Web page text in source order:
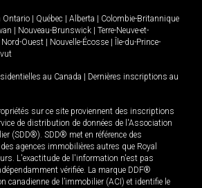
Ontario Québec Alberta
Colombie-Britannique
Nouveau-Brunswick
Terre-Neuve-et-
Ouest Nouvelle-Écosse
Île-du-Prince-
au Canada
Dernières inscriptions au
sur ce site proviennent des inscriptions
de distribution de données de l'Association
(SDD®). SDD® met en référence des
agences immobilières autres que Royal
L'exactitude de l'information n'est pas
vérifiée. La marque DDF®
canadienne de l’immobilier (ACI) et identifie le